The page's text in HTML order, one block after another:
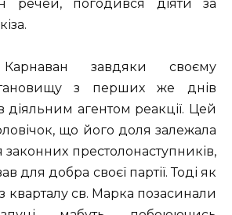
речей, погодився діяти за
завдяки своєму
з перших же днів
діяльним агентом реакції. Цей
що його доля залежала
престолонаступників,
для добра своєї партії. Тоді як
кварталу св. Марка позасинали